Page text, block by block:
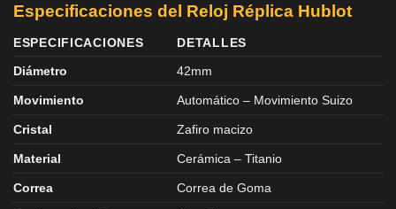
Especificaciones del Reloj Réplica Hublot
ESPECIFICACIONES
DETALLES
Diámetro
42mm
Movimiento Automático – Movimiento Suizo
Cristal Zafiro macizo
Material Cerámica – Titanio
Correa Correa de Goma